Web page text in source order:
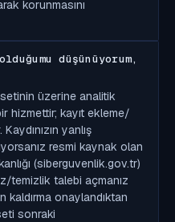
korunmasını
düşünüyorum,
üzerine analitik
hizmettir; kayıt ekleme/
yanlış
resmi kaynak olan
(siberguvenlik.gov.tr)
temizlik talebi açmanız
kaldırma onaylandıktan
sonraki